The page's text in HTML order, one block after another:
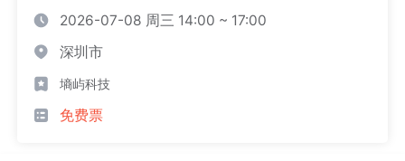
2026-07-08 周三 14:00 ~ 17:00
深圳市
墒屿科技
免费票